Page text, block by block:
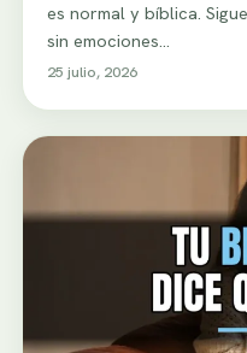
es normal y bíblica.
sin emociones…
25 julio, 2026